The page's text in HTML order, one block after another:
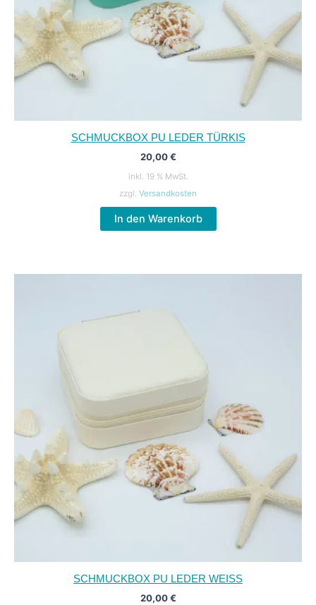
SCHMUCKBOX PU LEDER TÜRKIS
20,00€
inkl. 19 % MwSt.
zzgl. Versandkosten
In den Warenkorb
SCHMUCKBOX PU LEDER WEISS
20,00€